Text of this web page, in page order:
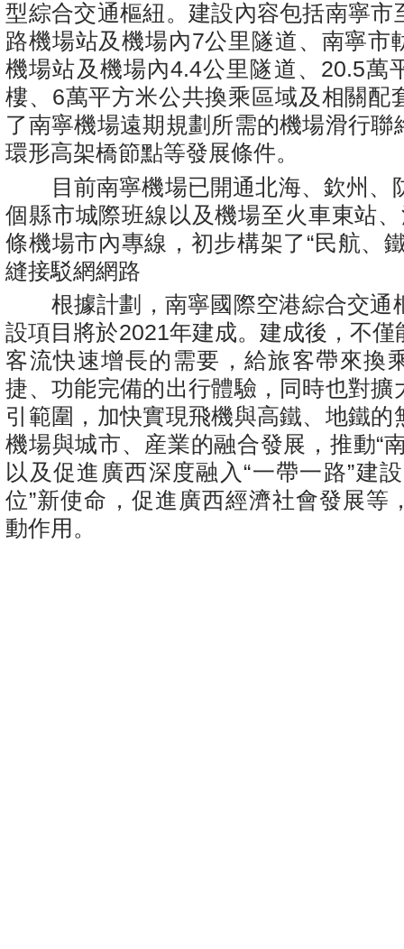
型綜合交通樞紐。建設內容包括南寧市
路機場站及機場內7公里隧道、南寧市
機場站及機場內4.4公里隧道、20.5萬
樓、6萬平方米公共換乘區域及相關配
了南寧機場遠期規劃所需的機場滑行聯
環形高架橋節點等發展條件。
目前南寧機場已開通北海、欽州、
個縣市城際班線以及機場至火車東站
條機場市內專線，初步構架了“民航、
縫接駁網網路
根據計劃，南寧國際空港綜合交通
設項目將於2021年建成。建成後，不僅
客流快速增長的需要，給旅客帶來換
捷、功能完備的出行體驗，同時也對擴
引範圍，加快實現飛機與高鐵、地鐵的
機場與城市、産業的融合發展，推動“
以及促進廣西深度融入“一帶一路”建
位”新使命，促進廣西經濟社會發展等
動作用。